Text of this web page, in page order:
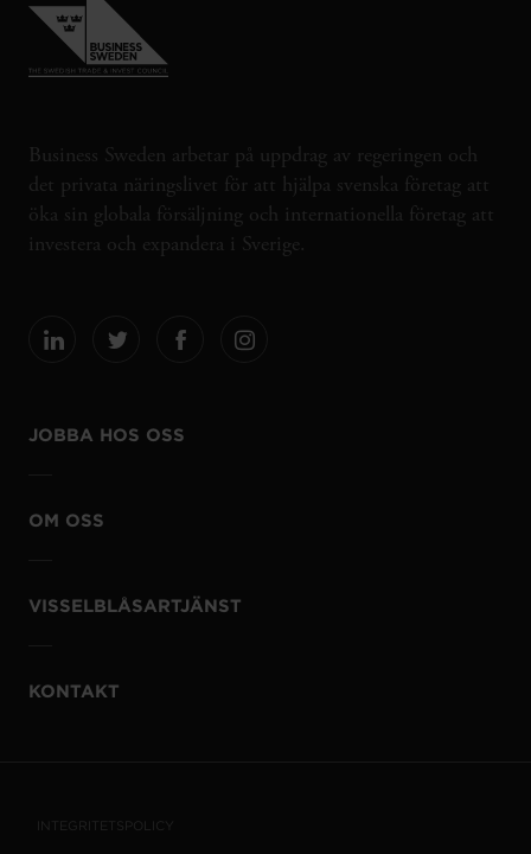
Business Sweden arbetar på uppdrag av regeringen och
det privata näringslivet för att hjälpa svenska företag att
öka sin globala försäljning och internationella företag att
investera och expandera i Sverige.
JOBBA HOS OSS
OM OSS
VISSELBLÅSARTJÄNST
KONTAKT
INTEGRITETSPOLICY